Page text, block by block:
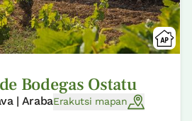
Bodegas Ostatu
| ArabaErakutsi mapan